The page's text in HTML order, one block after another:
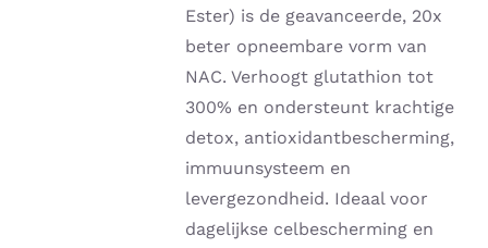
Ester) is de geavanceerde, 20x
beter opneembare vorm van
NAC. Verhoogt glutathion tot
300% en ondersteunt krachtige
detox, antioxidantbescherming,
immuunsysteem en
levergezondheid. Ideaal voor
dagelijkse celbescherming en